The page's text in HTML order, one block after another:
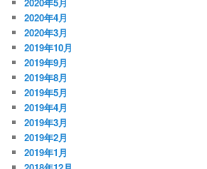
2020年4月
2020年3月
2019年10月
2019年9月
2019年8月
2019年5月
2019年4月
2019年3月
2019年2月
2019年1月